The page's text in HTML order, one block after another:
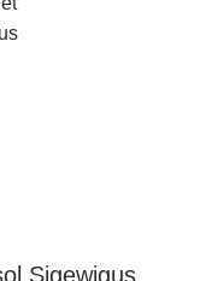
Sigewigus